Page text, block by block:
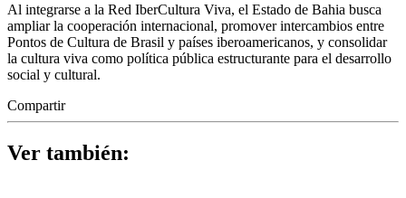
Al integrarse a la Red IberCultura Viva, el Estado de Bahia busca
ampliar la cooperación internacional, promover intercambios entre
Pontos de Cultura de Brasil y países iberoamericanos, y consolidar
la cultura viva como política pública estructurante para el desarrollo
social y cultural.
Compartir
Ver también: